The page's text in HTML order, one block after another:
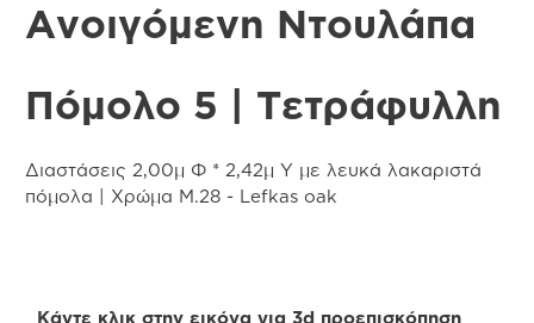
Ανοιγόμενη Ντουλάπα
Πόμολο 5 | Τετράφυλλη
Διαστάσεις 2,00μ Φ * 2,42μ Υ με λευκά λακαριστά
πόμολα | Χρώμα Μ.28 - Lefkas oak
Κάντε κλικ στην εικόνα για 3d προεπισκόπηση